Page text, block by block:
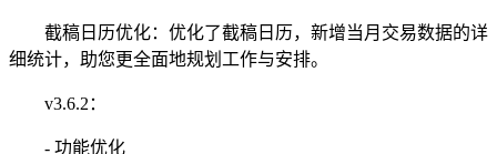
截稿日历优化：优化了截稿日历，新增当月交易数据的详
细统计，助您更全面地规划工作与安排。
v3.6.2：
- 功能优化